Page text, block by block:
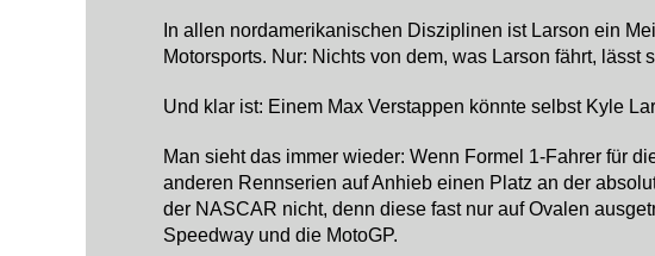
In allen nordamerikanischen Disziplinen ist Larson ein
Motorsports. Nur: Nichts von dem, was Larson fährt, lässt
Und klar ist: Einem Max Verstappen könnte selbst Kyle
Man sieht das immer wieder: Wenn Formel 1-Fahrer für
anderen Rennserien auf Anhieb einen Platz an der
der NASCAR nicht, denn diese fast nur auf Ovalen
Speedway und die MotoGP.